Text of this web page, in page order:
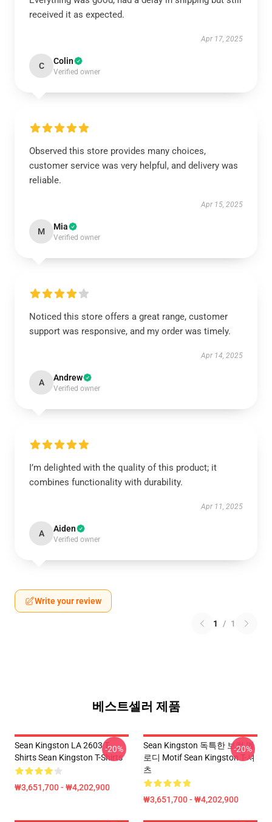
received it as expected.
Apr 17, 2025
C Colin
Verified owner
Observed this store provides many choices,
customer service was very helpful, and delivery was
reliable.
Apr 15, 2025
M Mia
Verified owner
Noticed this store offers a great range, customer
support was responsive, and my order was timely.
Apr 14, 2025
A Andrew
Verified owner
I’m delighted with the quality of this product; it
combines functionality with durability.
Apr 11, 2025
A Aiden
Verified owner
Write your review
1 / 1
베스트셀러 제품
Sean Kingston LA 2603 T-
Shirts Sean Kingston T-Shirts
₩3,651,700 - ₩4,202,900
-20%
Sean Kingston 독특한 보컬 멜
로디 Motif Sean Kingston T-셔
츠
₩3,651,700 - ₩4,202,900
-20%